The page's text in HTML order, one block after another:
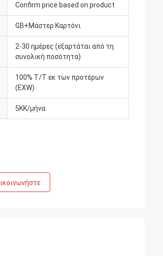
Confirm price based on product
GB+Μάστερ Καρτόνι
2-30 ημέρες (εξαρτάται από τη
συνολική ποσότητα)
100% T/T εκ των προτέρων
(EXW)
5KK/μήνα